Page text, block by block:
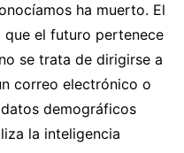
ha muerto. El
que el futuro pertenece
se trata de dirigirse a
correo electrónico o
demográficos
la inteligencia